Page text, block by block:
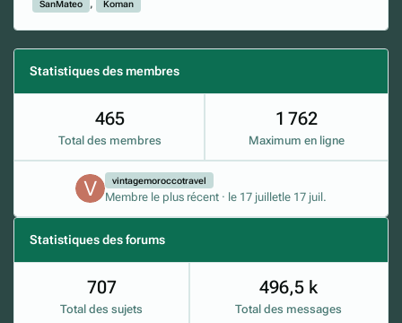
SanMateo
Koman
Statistiques des membres
465
Total des membres
1 762
Maximum en ligne
vintagemoroccotravel
Membre le plus récent · le 17 juilletle 17 juil.
Statistiques des forums
Total des sujets
707
Total des messages
496,5 k